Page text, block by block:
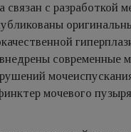
с разра­боткой
современные
мочевого